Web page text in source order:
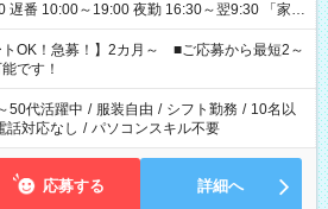
番 10:00～19:00 夜勤 16:30～翌9:30 「家族
い」 「余裕を持って夕飯の準備がしたい」
したくない」 など、ご希望を教えてください
事の勤務時間。 合計で週40時間を超える場
ん。
トOK！急募！】2カ月～ ■ご応募から最短2～
です！
50代活躍中 / 服装自由 / シフト勤務 / 10名以
話対応なし / パソコンスキル不要
応募する 詳細へ